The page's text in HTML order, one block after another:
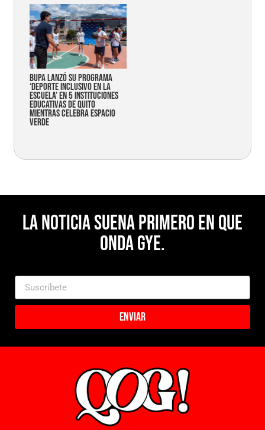
Bupa lanzó su programa
‘Deporte Inclusivo en la
Escuela’ en 5 instituciones
educativas de Quito
mientras celebra espacio
verde
La noticia suena primero en Que
Onda Gye.
Enviar